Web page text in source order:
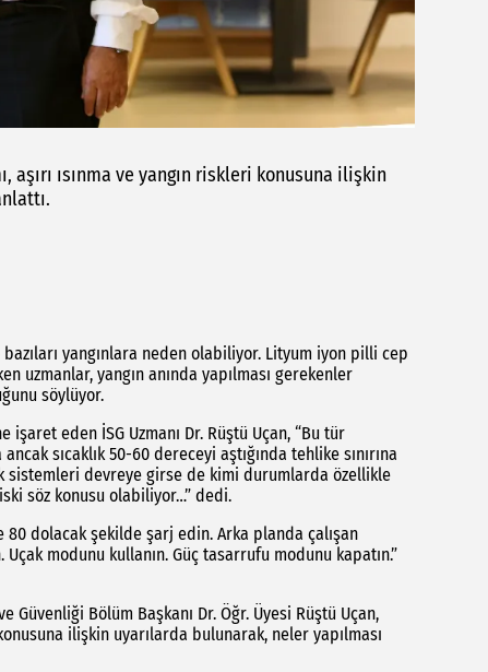
aşırı ısınma ve yangın riskleri konusuna ilişkin
yangınlara neden olabiliyor. Lityum iyon pilli cep
uzmanlar, yangın anında yapılması gerekenler
söylüyor.
işaret eden İSG Uzmanı Dr. Rüştü Uçan, “Bu tür
sıcaklık 50-60 dereceyi aştığında tehlike sınırına
sistemleri devreye girse de kimi durumlarda özellikle
söz konusu olabiliyor…” dedi.
80 dolacak şekilde şarj edin. Arka planda çalışan
Uçak modunu kullanın. Güç tasarrufu modunu kapatın.”
Güvenliği Bölüm Başkanı Dr. Öğr. Üyesi Rüştü Uçan,
ilişkin uyarılarda bulunarak, neler yapılması